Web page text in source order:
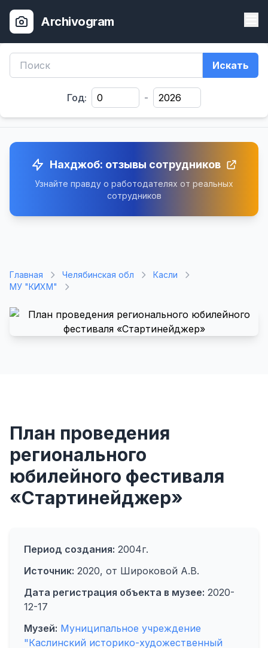
Archivogram
Искать
Год: -
Нахджоб: отзывы сотрудников
Узнайте правду о работодателях от реальных
сотрудников
Главная Челябинская обл
Касли
МУ "КИХМ"
План проведения
регионального
юбилейного фестиваля
«Стартинейджер»
Период создания: 2004г.
Источник: 2020, от Широковой А.В.
Дата регистрация объекта в музее: 2020-
12-17
Музей: Муниципальное учреждение
"Каслинский историко-художественный